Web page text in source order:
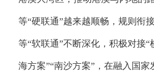
等“硬联通”越来越顺畅，规则衔
等“软联通”不断深化，积极对接“
海方案”“南沙方案”，在融入国家